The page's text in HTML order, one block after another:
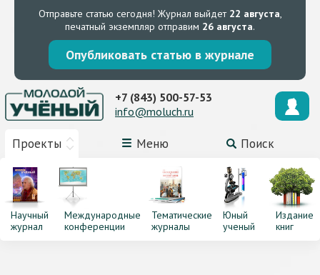
Отправьте статью сегодня! Журнал выйдет 22 августа,
печатный экземпляр отправим 26 августа.
Опубликовать статью в журнале
Проекты Меню Поиск
+7 (843) 500-57-53
info@moluch.ru
Научный
журнал
Международные
конференции
Тематические
журналы
Юный
ученый
Издание
книг